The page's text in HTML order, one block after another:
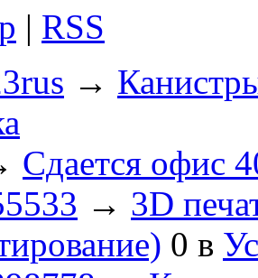
| RSS
→
Сдается офис
→ 3D
0 в